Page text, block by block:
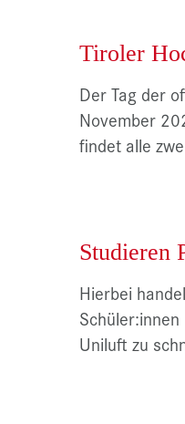
Tiroler
Der Tag der
November
findet alle
Studieren
Hierbei
Uniluft zu